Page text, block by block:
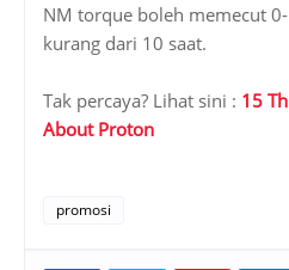
NM torque boleh memecut
kurang dari 10 saat.
Tak percaya? Lihat sini : 15
About Proton
promosi